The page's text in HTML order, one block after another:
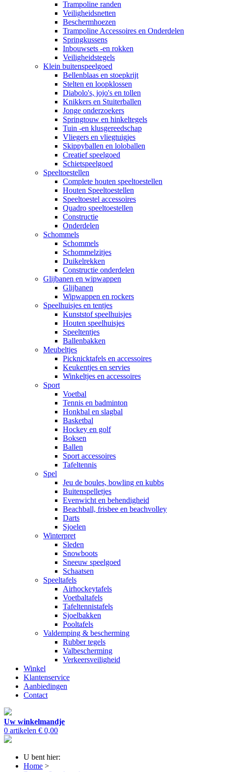
Trampoline randen
Veiligheidsnetten
Beschermhoezen
Trampoline Accessoires en Onderdelen
Springkussens
Inbouwsets -en rokken
Veiligheidstegels
Klein buitenspeelgoed
Bellenblaas en stoepkrijt
Stelten en loopklossen
Diabolo's, jojo's en tollen
Knikkers en Stuiterballen
Jonge onderzoekers
Springtouw en hinkeltegels
Tuin -en klusgereedschap
Vliegers en vliegtuigjes
Skippyballen en loloballen
Creatief speelgoed
Schietspeelgoed
Speeltoestellen
Complete houten speeltoestellen
Houten Speeltoestellen
Speeltoestel accessoires
Quadro speeltoestellen
Constructie
Onderdelen
Schommels
Schommels
Schommelzitjes
Duikelrekken
Constructie onderdelen
Glijbanen en wipwappen
Glijbanen
Wipwappen en rockers
Speelhuisjes en tentjes
Kunststof speelhuisjes
Houten speelhuisjes
Speeltentjes
Ballenbakken
Meubeltjes
Picknicktafels en accessoires
Keukentjes en servies
Winkeltjes en accessoires
Sport
Voetbal
Tennis en badminton
Honkbal en slagbal
Basketbal
Hockey en golf
Boksen
Ballen
Sport accessoires
Tafeltennis
Spel
Jeu de boules, bowling en kubbs
Buitenspelletjes
Evenwicht en behendigheid
Beachball, frisbee en beachvolley
Darts
Sjoelen
Winterpret
Sleden
Snowboots
Sneeuw speelgoed
Schaatsen
Speeltafels
Airhockeytafels
Voetbaltafels
Tafeltennistafels
Sjoelbakken
Pooltafels
Valdemping & bescherming
Rubber tegels
Valbescherming
Verkeersveiligheid
Winkel
Klantenservice
Aanbiedingen
Contact
Uw winkelmandje
0 artikelen € 0,00
U bent hier:
Home >